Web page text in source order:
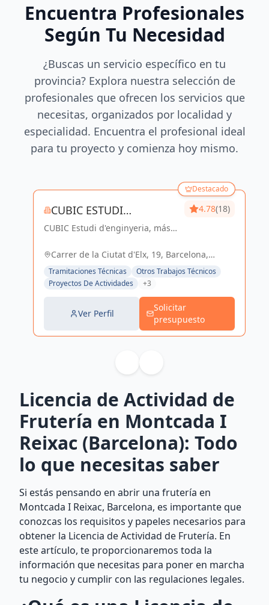
Encuentra Profesionales
Según Tu Necesidad
¿Buscas un servicio específico en tu
provincia? Explora nuestra selección de
profesionales que ofrecen los servicios que
necesitas, organizados por localidad y
especialidad. Encuentra el profesional ideal
para tu proyecto y comienza hoy mismo.
Destacado
CUBIC ESTUDI
D'ENGINYERIA S.L.
CUBIC Estudi d'enginyeria, más
de Arquitectura e Ingeniería con
4.78(18)
Carrer de la Ciutat d'Elx, 19, Barcelona,
España, España
Tramitaciones Técnicas
Otros Trabajos Técnicos
Proyectos De Actividades
+3
Ver Perfil
Solicitar
presupuesto
Licencia de Actividad de
Frutería en Montcada I
Reixac (Barcelona): Todo
lo que necesitas saber
Si estás pensando en abrir una frutería en
Montcada I Reixac, Barcelona, es importante que
conozcas los requisitos y papeles necesarios para
obtener la Licencia de Actividad de Frutería. En
este artículo, te proporcionaremos toda la
información que necesitas para poner en marcha
tu negocio y cumplir con las regulaciones legales.